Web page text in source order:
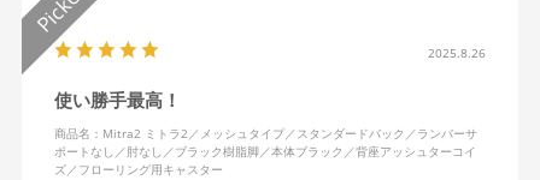
2025.8.26
使い勝手最高！
商品名：Mitra2 ミトラ2／メッシュタイプ／スタンダードバック／ランバーサ
ポートなし／肘なし／ブラック樹脂脚／本体ブラック／背座アッシュターコイ
ズ／フローリング用キャスター